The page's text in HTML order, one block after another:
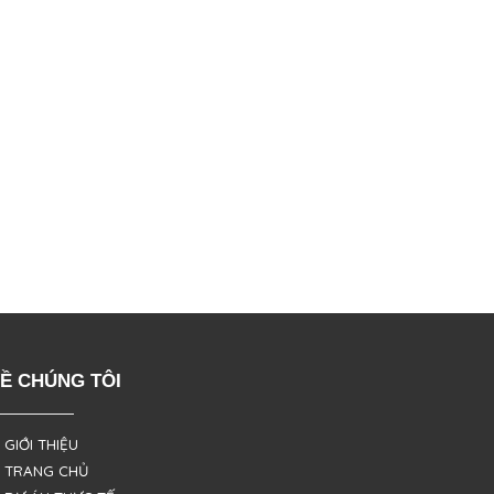
CHÚNG TÔI
THIỆU
CHỦ